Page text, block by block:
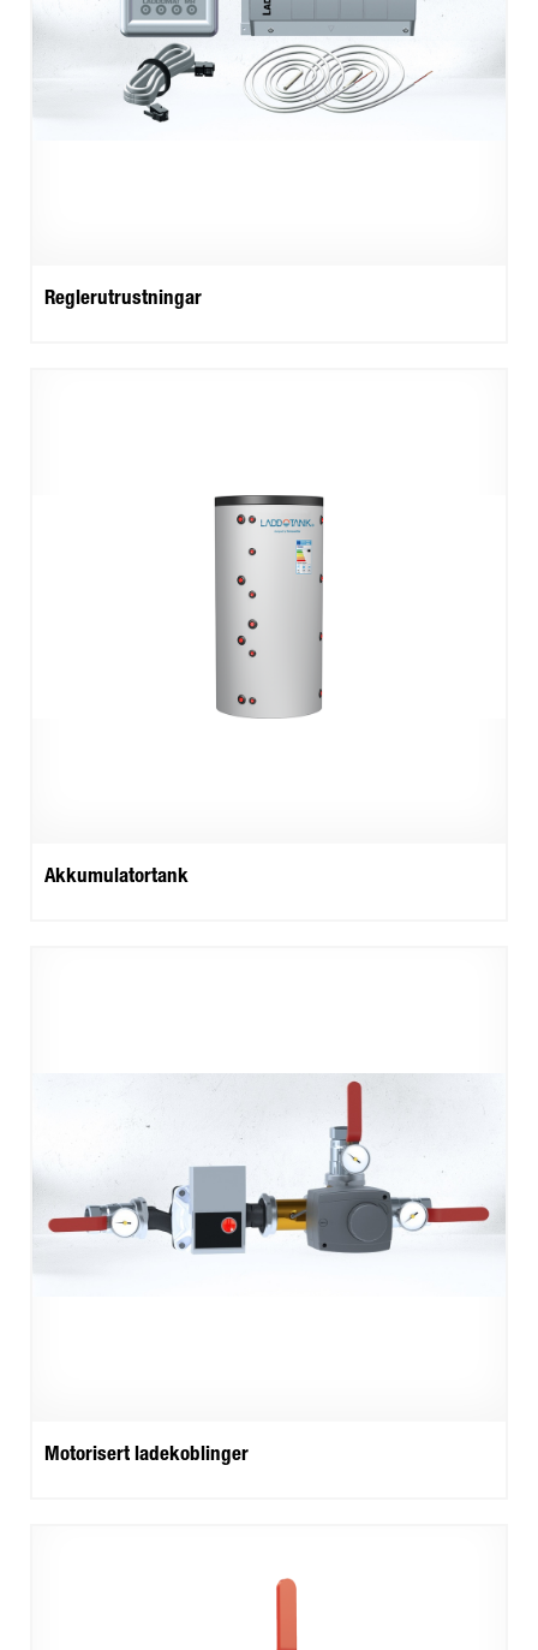
Reglerutrustningar
Akkumulatortank
Motorisert ladekoblinger